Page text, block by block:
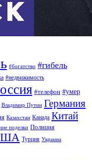
#богатство #гибель
#недвижимость
#телефон #умер
Владимир Путин Германия
Казахстан Канада Китай
поделки Полиция
Турция Украина